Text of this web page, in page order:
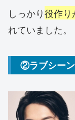
しっかり役作り
れていました。
②ラブシー